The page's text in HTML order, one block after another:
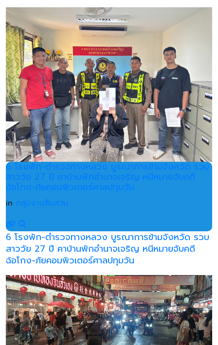
6 โรงพัก-ตำรวจทางหลวง บูรณาการข้ามจังหวัด รวบ
สาววัย 27 ปี คาบ้านพักอำนาจเจริญ หนีหมายจับคดี
ฉ้อโกง-ภัยคอมพิวเตอร์ศาลปทุมวัน
in กลุ่มงานสืบสวน
6 โรงพัก-ตำรวจทางหลวง บูรณาการข้ามจังหวัด รวบ
สาววัย 27 ปี คาบ้านพักอำนาจเจริญ หนีหมายจับคดี
ฉ้อโกง-ภัยคอมพิวเตอร์ศาลปทุมวัน